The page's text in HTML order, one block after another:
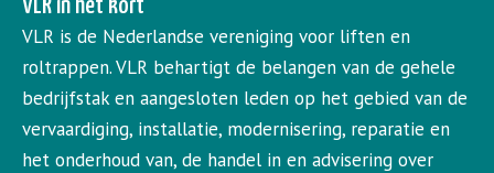
VLR in het kort
VLR is de Nederlandse vereniging voor liften en
roltrappen. VLR behartigt de belangen van de gehele
bedrijfstak en aangesloten leden op het gebied van de
vervaardiging, installatie, modernisering, reparatie en
het onderhoud van, de handel in en advisering over